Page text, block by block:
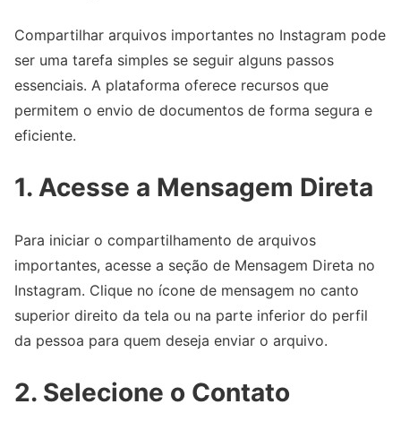
Compartilhar arquivos importantes no Instagram pode
ser uma tarefa simples se seguir alguns passos
essenciais. A plataforma oferece recursos que
permitem o envio de documentos de forma segura e
eficiente.
1. Acesse a Mensagem Direta
Para iniciar o compartilhamento de arquivos
importantes, acesse a seção de Mensagem Direta no
Instagram. Clique no ícone de mensagem no canto
superior direito da tela ou na parte inferior do perfil
da pessoa para quem deseja enviar o arquivo.
2. Selecione o Contato